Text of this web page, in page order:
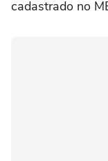
cadastrado no